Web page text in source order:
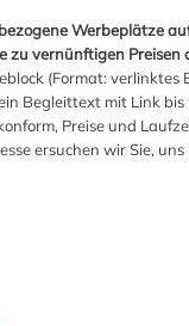
Werbeplätze
zu vernünftigen Preisen
(Format: verlinktes
Begleittext mit Link bis
Preise und
ersuchen wir Sie, uns